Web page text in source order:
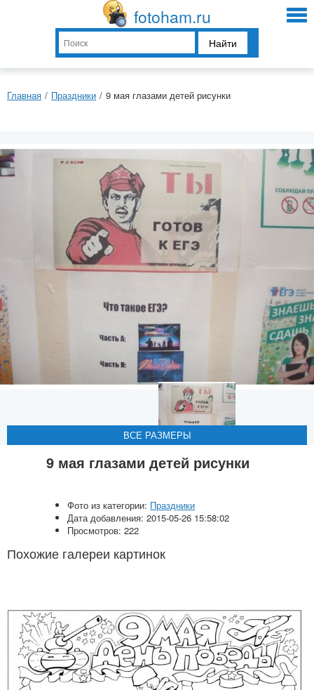
fotoham.ru
Найти
Главная / Праздники / 9 мая глазами детей рисунки
ВСЕ РАЗМЕРЫ
ВСЕ РАЗМЕРЫ
9 мая глазами детей рисунки
Фото из категории: Праздники
Дата добавления: 2015-05-26 15:58:02
Просмотров: 222
Похожие галереи картинок